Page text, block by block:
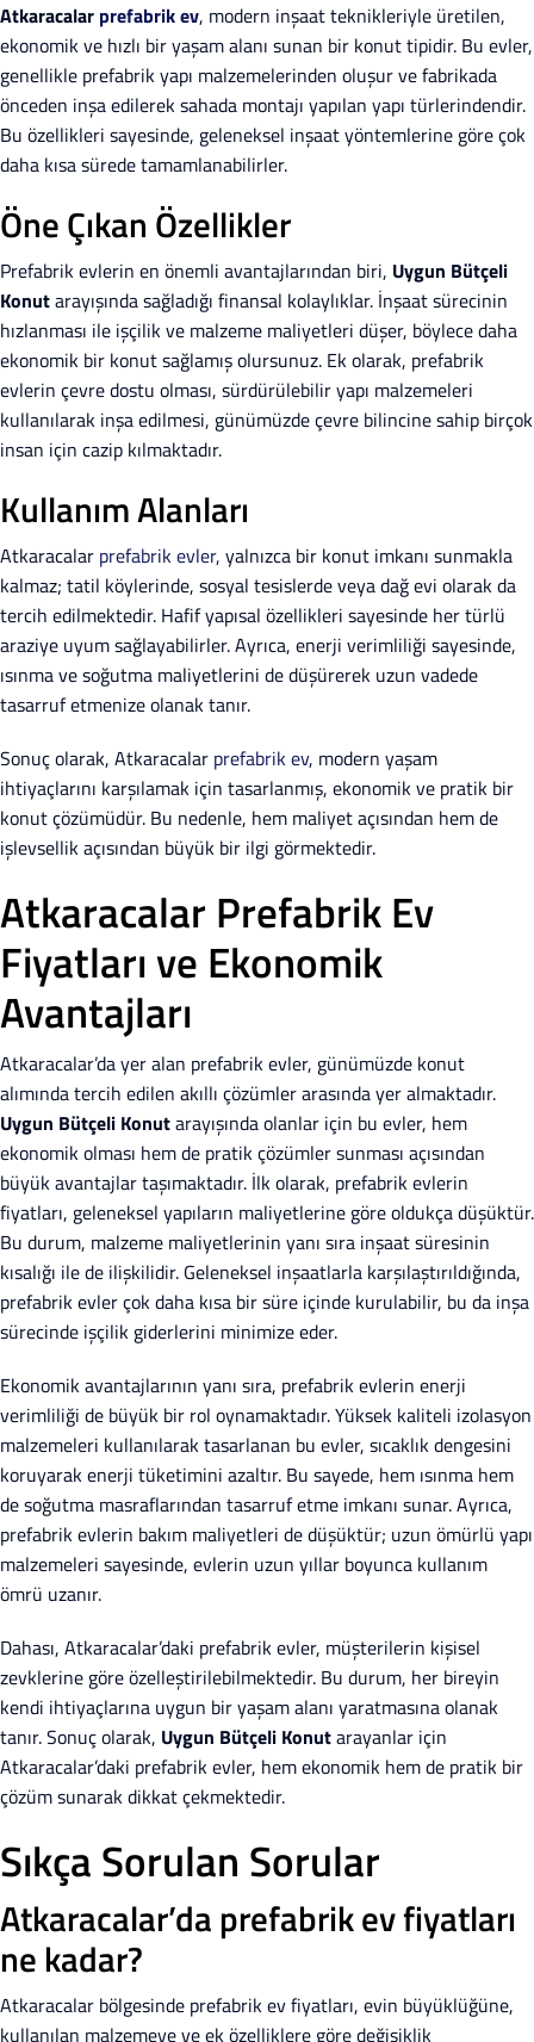
Atkaracalar prefabrik ev, modern inşaat teknikleriyle üretilen,
ekonomik ve hızlı bir yaşam alanı sunan bir konut tipidir. Bu evler,
genellikle prefabrik yapı malzemelerinden oluşur ve fabrikada
önceden inşa edilerek sahada montajı yapılan yapı türlerindendir.
Bu özellikleri sayesinde, geleneksel inşaat yöntemlerine göre çok
daha kısa sürede tamamlanabilirler.
Öne Çıkan Özellikler
Prefabrik evlerin en önemli avantajlarından biri, Uygun Bütçeli
Konutarayışında sağladığı finansal kolaylıklar. İnşaat sürecinin
hızlanması ile işçilik ve malzeme maliyetleri düşer, böylece daha
ekonomik bir konut sağlamış olursunuz. Ek olarak, prefabrik
evlerin çevre dostu olması, sürdürülebilir yapı malzemeleri
kullanılarak inşa edilmesi, günümüzde çevre bilincine sahip birçok
insan için cazip kılmaktadır.
Kullanım Alanları
Atkaracalar prefabrik evler, yalnızca bir konut imkanı sunmakla
kalmaz; tatil köylerinde, sosyal tesislerde veya dağ evi olarak da
tercih edilmektedir. Hafif yapısal özellikleri sayesinde her türlü
araziye uyum sağlayabilirler. Ayrıca, enerji verimliliği sayesinde,
ısınma ve soğutma maliyetlerini de düşürerek uzun vadede
tasarruf etmenize olanak tanır.
Sonuç olarak, Atkaracalar prefabrik ev, modern yaşam
ihtiyaçlarını karşılamak için tasarlanmış, ekonomik ve pratik bir
konut çözümüdür. Bu nedenle, hem maliyet açısından hem de
işlevsellik açısından büyük bir ilgi görmektedir.
Atkaracalar Prefabrik Ev
Fiyatları ve Ekonomik
Avantajları
Atkaracalar’da yer alan prefabrik evler, günümüzde konut
alımında tercih edilen akıllı çözümler arasında yer almaktadır.
Uygun Bütçeli Konutarayışında olanlar için bu evler, hem
ekonomik olması hem de pratik çözümler sunması açısından
büyük avantajlar taşımaktadır. İlk olarak, prefabrik evlerin
fiyatları, geleneksel yapıların maliyetlerine göre oldukça düşüktür.
Bu durum, malzeme maliyetlerinin yanı sıra inşaat süresinin
kısalığı ile de ilişkilidir. Geleneksel inşaatlarla karşılaştırıldığında,
prefabrik evler çok daha kısa bir süre içinde kurulabilir, bu da inşa
sürecinde işçilik giderlerini minimize eder.
Ekonomik avantajlarının yanı sıra, prefabrik evlerin enerji
verimliliği de büyük bir rol oynamaktadır. Yüksek kaliteli izolasyon
malzemeleri kullanılarak tasarlanan bu evler, sıcaklık dengesini
koruyarak enerji tüketimini azaltır. Bu sayede, hem ısınma hem
de soğutma masraflarından tasarruf etme imkanı sunar. Ayrıca,
prefabrik evlerin bakım maliyetleri de düşüktür; uzun ömürlü yapı
malzemeleri sayesinde, evlerin uzun yıllar boyunca kullanım
ömrü uzanır.
Dahası, Atkaracalar’daki prefabrik evler, müşterilerin kişisel
zevklerine göre özelleştirilebilmektedir. Bu durum, her bireyin
kendi ihtiyaçlarına uygun bir yaşam alanı yaratmasına olanak
tanır. Sonuç olarak, Uygun Bütçeli Konutarayanlar için
Atkaracalar’daki prefabrik evler, hem ekonomik hem de pratik bir
çözüm sunarak dikkat çekmektedir.
Sıkça Sorulan Sorular
Atkaracalar’da prefabrik ev fiyatları
ne kadar?
Atkaracalar bölgesinde prefabrik ev fiyatları, evin büyüklüğüne,
kullanılan malzemeye ve ek özelliklere göre değişiklik